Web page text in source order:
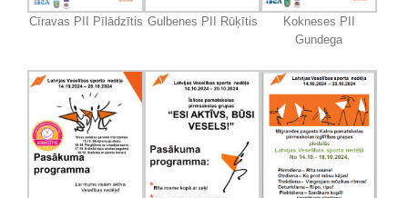
Cīravas PII Pīlādzītis Gulbenes PII Rūķītis
Kokneses PII
Gundega